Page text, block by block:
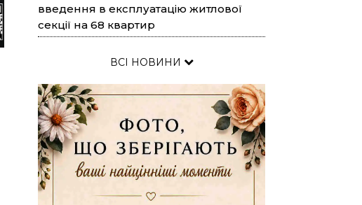
введення в експлуатацію житлової
секції на 68 квартир
ВСІ НОВИНИ